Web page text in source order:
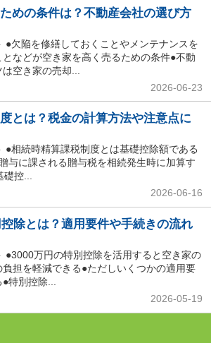
めの条件は？不動産会社の選び方
●欠陥を修繕しておくことやメンテナンスを
などが空き家を高く売るための条件●不動
空き家の売却...
2026-06-23
とは？税金の計算方法や注意点に
●相続時精算課税制度とは基礎控除額である
与に課される贈与税を相続発生時に加算す
礎控...
2026-06-16
除とは？適用要件や手続きの流れ
●3000万円の特別控除を活用すると空き家の
担を軽減できる●ただしいくつかの適用要
特別控除...
2026-05-19